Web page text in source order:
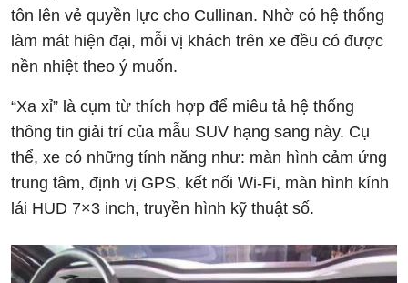
tôn lên vẻ quyền lực cho Cullinan. Nhờ có hệ thống
làm mát hiện đại, mỗi vị khách trên xe đều có được
nền nhiệt theo ý muốn.
“Xa xỉ” là cụm từ thích hợp để miêu tả hệ thống
thông tin giải trí của mẫu SUV hạng sang này. Cụ
thể, xe có những tính năng như: màn hình cảm ứng
trung tâm, định vị GPS, kết nối Wi-Fi, màn hình kính
lái HUD 7×3 inch, truyền hình kỹ thuật số.